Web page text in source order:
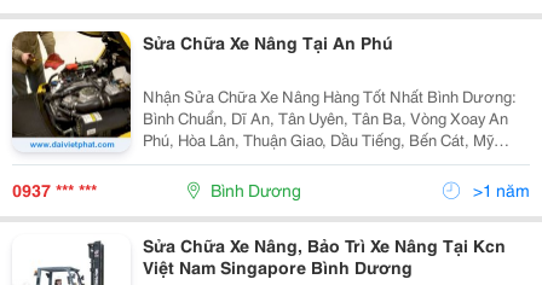
Sửa Chữa Xe Nâng Tại An Phú
Nhận Sửa Chữa Xe Nâng Hàng Tốt Nhất Bình Dương:
Bình Chuẩn, Dĩ An, Tân Uyên, Tân Ba, Vòng Xoay An
Phú, Hòa Lân, Thuận Giao, Dầu Tiếng, Bến Cát, Mỹ
Phước, Bàu Bàng,....... Phân Phối Vỏ Xe Nâng Tại Bình
Dương, Bình Phước, Tây Ninh, Đồng Nai, Hồ C
0937 *** *** Bình Dương >1 năm
Sửa Chữa Xe Nâng, Bảo Trì Xe Nâng Tại Kcn
Việt Nam Singapore Bình Dương